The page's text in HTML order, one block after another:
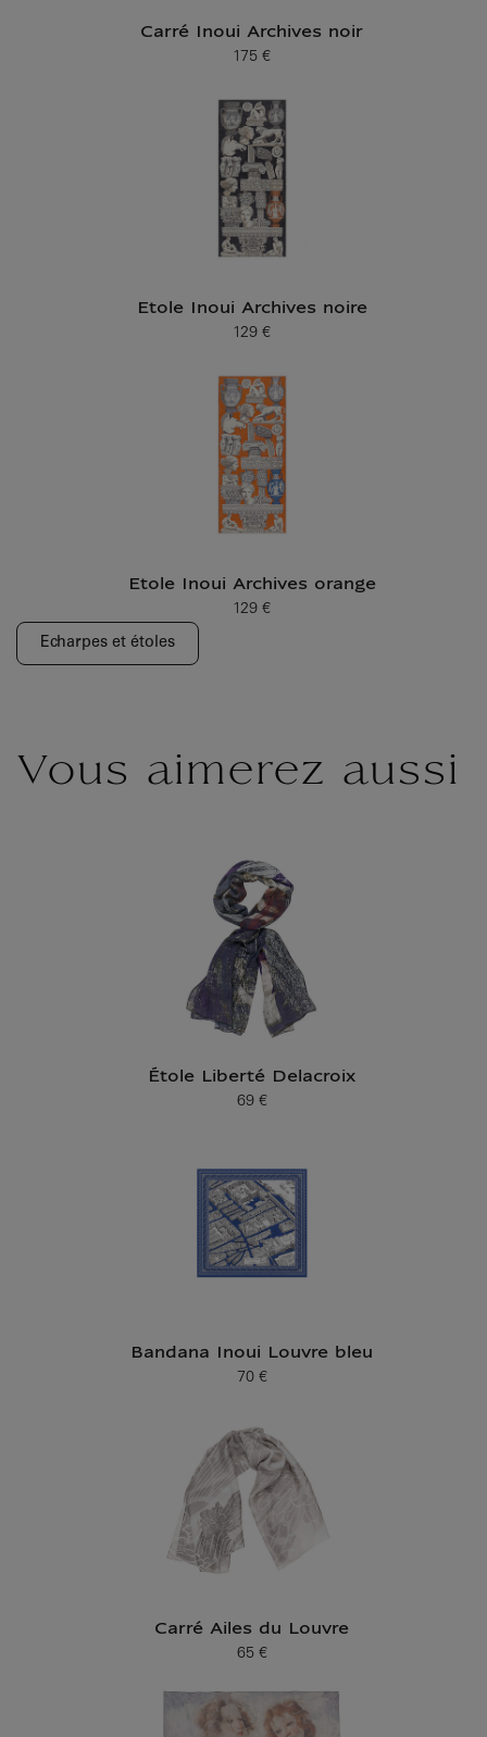
Carré Inoui Archives noir
Prix ​​actuel
175 €
Etole Inoui Archives noire
Prix ​​actuel
129 €
Etole Inoui Archives orange
Prix ​​actuel
129 €
Echarpes et étoles
Vous aimerez aussi
Étole Liberté Delacroix
Prix ​​actuel
69 €
Bandana Inoui Louvre bleu
Prix ​​actuel
70 €
Carré Ailes du Louvre
Prix ​​actuel
65 €